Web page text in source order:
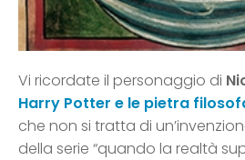
Vi ricordate il personaggio di
Harry Potter e le pietra
che non si tratta di
della serie “quando la realtà